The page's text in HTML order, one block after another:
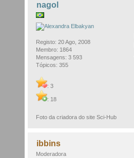
nagol
Registo: 20 Ago, 2008
Membro: 1864
Mensagens: 3 593
Tópicos: 355
: 3
: 18
Foto da criadora do site Sci-Hub
ibbins
Moderadora